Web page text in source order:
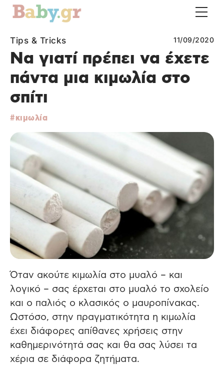
Tips & Tricks 11/09/2020
Να γιατί πρέπει να έχετε
πάντα μια κιμωλία στο
σπίτι
κιμωλία
Όταν ακούτε κιμωλία στο μυαλό – και
λογικό – σας έρχεται στο μυαλό το σχολείο
και ο παλιός ο κλασικός ο μαυροπίνακας.
Ωστόσο, στην πραγματικότητα η κιμωλία
έχει διάφορες απίθανες χρήσεις στην
καθημερινότητά σας και θα σας λύσει τα
χέρια σε διάφορα ζητήματα.